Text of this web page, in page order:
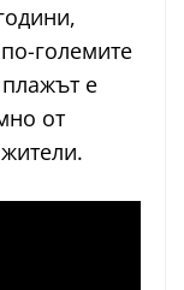
големите
е
от